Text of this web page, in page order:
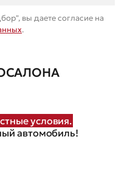
вы даете согласие на
.
условия.
автомобиль!